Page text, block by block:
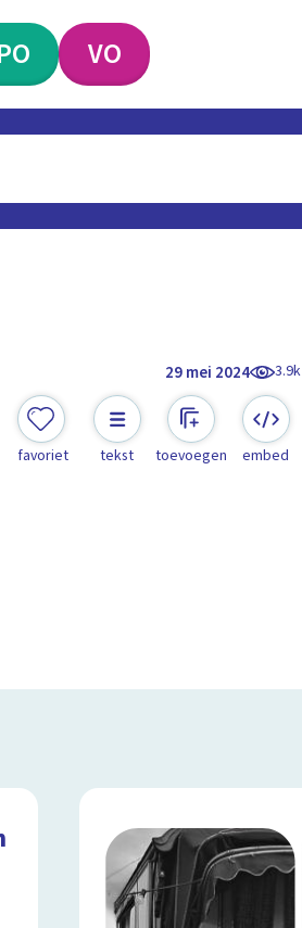
VO
29 mei 2024 3.9k
favoriet tekst toevoegen embed